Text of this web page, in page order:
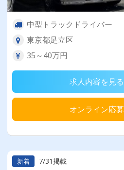
中型トラックドライバー
東京都足立区
35～40万円
求人内容を見る
オンライン応募
新着 7/31掲載